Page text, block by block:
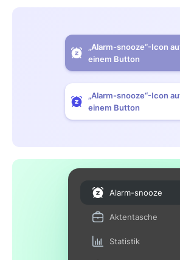
„Alarm-snooze“-Icon
einem Button
„Alarm-snooze“-Icon
einem Button
Alarm-snooze
Aktentasche
Statistik